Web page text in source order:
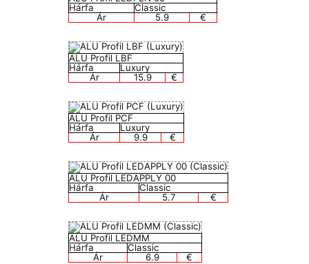
Hárfa
Classic
Ár
5.9 €
ALU Profil LBF
Hárfa
Luxury
Ár
15.9 €
ALU Profil PCF
Hárfa
Luxury
Ár
9.9 €
ALU Profil LEDAPPLY 00
Hárfa
Classic
Ár
5.7 €
ALU Profil LEDMM
Hárfa
Classic
Ár
6.9 €